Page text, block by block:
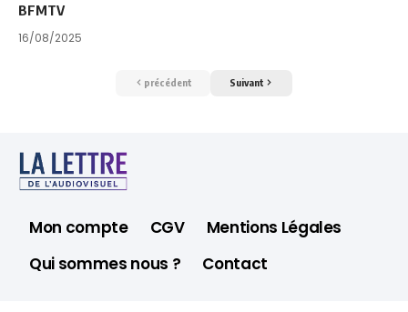
BFMTV
16/08/2025
précédent Suivant
Mon compte CGV
Mentions Légales
Qui sommes nous ?
Contact